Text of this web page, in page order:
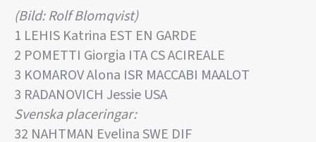
(Bild: Rolf Blomqvist)
1 LEHIS Katrina EST EN GARDE
2 POMETTI Giorgia ITA CS ACIREALE
3 KOMAROV Alona ISR MACCABI MAALOT
3 RADANOVICH Jessie USA
Svenska placeringar:
32 NAHTMAN Evelina SWE DIF